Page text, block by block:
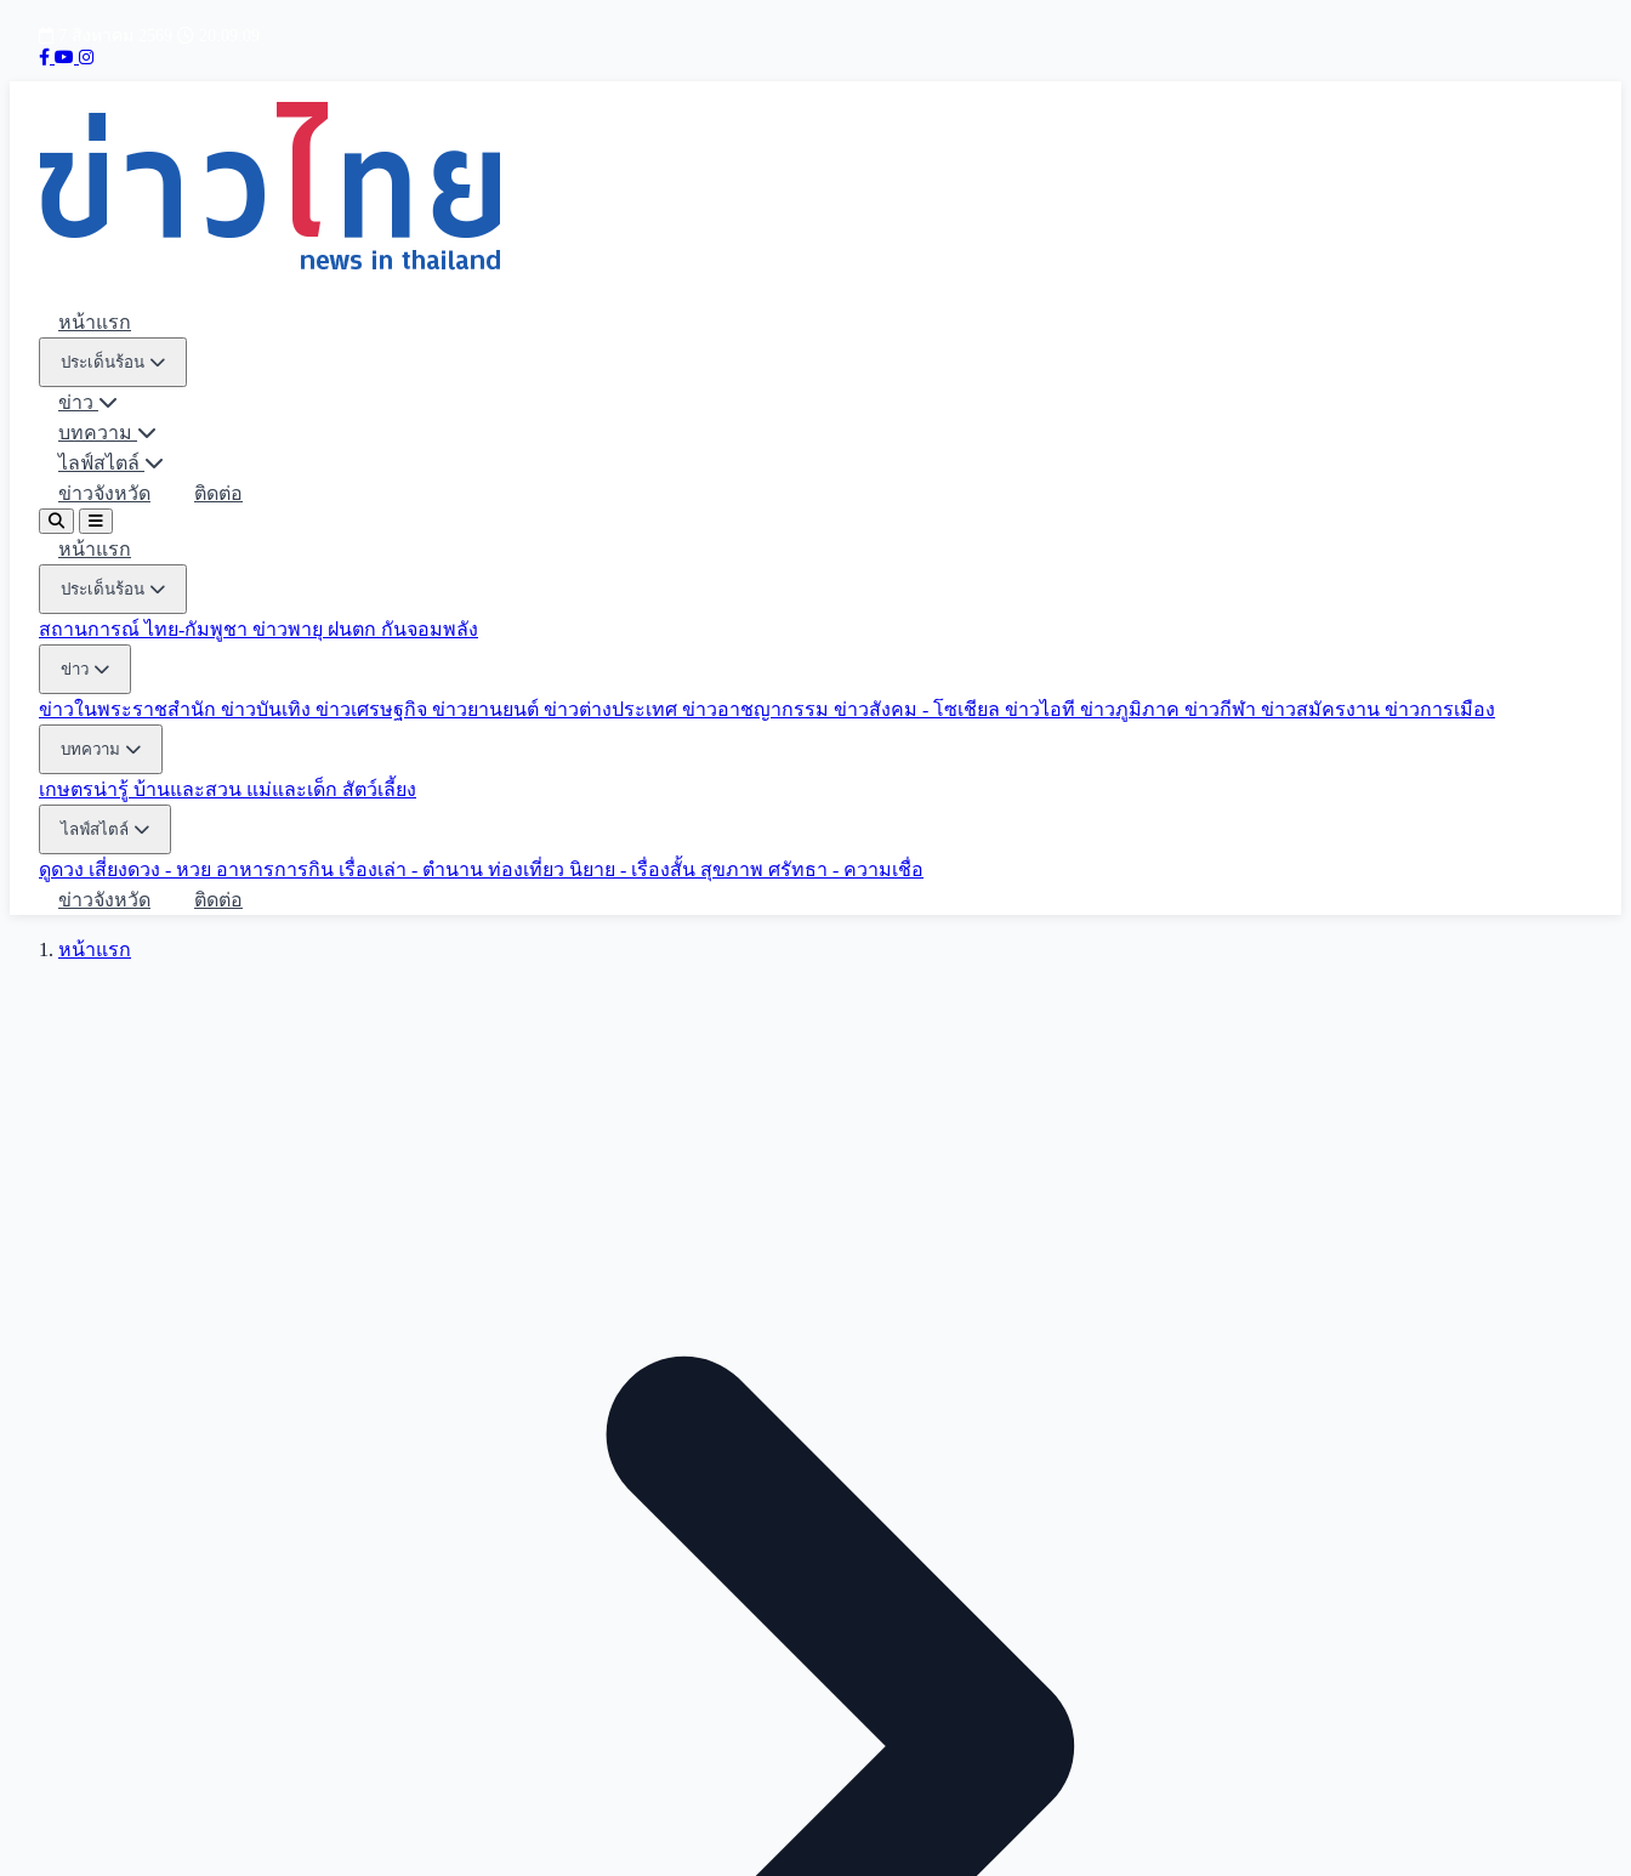
หน้าแรก
ประเด็นร้อน
ข่าว
บทความ
ไลฟ์สไตล์
ข่าวจังหวัด
ติดต่อ
หน้าแรก
ประเด็นร้อน
สถานการณ์ ไทย-กัมพูชา ข่าวพายุ ฝนตก กันจอมพลัง
ข่าว
ข่าวในพระราชสำนัก ข่าวบันเทิง ข่าวเศรษฐกิจ ข่าวยานยนต์ ข่าวต่างประเทศ ข่าวอาชญากรรม ข่าวสังคม - โซเชียล ข่าวไอที ข่าวภูมิภาค ข่าวกีฬา ข่าวสมัครงาน ข่าวการเมือง
บทความ
เกษตรน่ารู้ บ้านและสวน แม่และเด็ก สัตว์เลี้ยง
ไลฟ์สไตล์
ดูดวง เสี่ยงดวง - หวย อาหารการกิน เรื่องเล่า - ตำนาน ท่องเที่ยว นิยาย - เรื่องสั้น สุขภาพ ศรัทธา - ความเชื่อ
ข่าวจังหวัด
ติดต่อ
หน้าแรก